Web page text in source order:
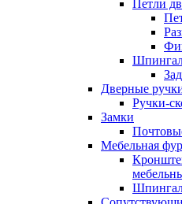
Петли
Дверные
Ручки-
Замки
Мебельная